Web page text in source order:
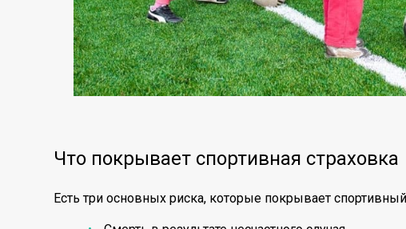
Что покрывает спортивная страховка
Есть три основных риска, которые покрывает